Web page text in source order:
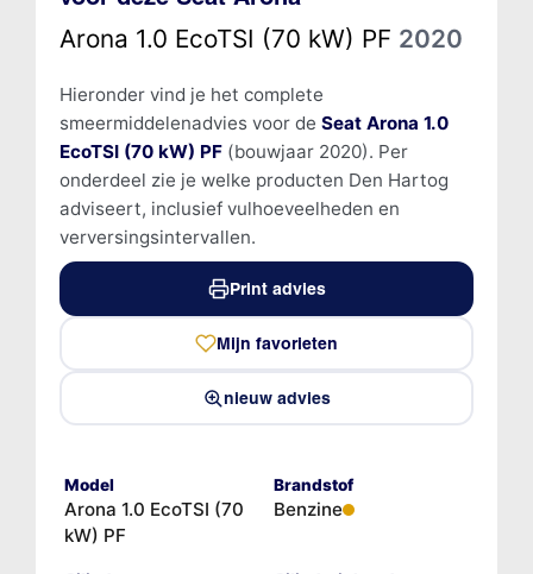
Arona 1.0 EcoTSI (70 kW) PF 2020
Hieronder vind je het complete
smeermiddelenadvies voor de Seat Arona 1.0
EcoTSI (70 kW) PF(bouwjaar 2020). Per
onderdeel zie je welke producten Den Hartog
adviseert, inclusief vulhoeveelheden en
verversingsintervallen.
Print advies
Mijn favorieten
nieuw advies
Model
Arona 1.0 EcoTSI (70
kW) PF
Brandstof
Benzine